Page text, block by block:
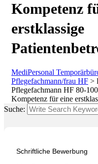
Kompetenz
erstklassige
MediPersonal
Pflegefachmann/frau HF >
Pflegefachmann HF 80-
Kompetenz für eine
Suche:
Schriftliche Bewerbung